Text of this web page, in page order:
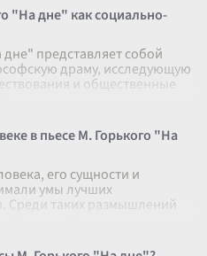
"На дне" как социально-
представляет собой
драму, исследующую
и общественные
в пьесе М. Горького "На
его сущности и
умы лучших
Среди таких размышлений
Максима Горь